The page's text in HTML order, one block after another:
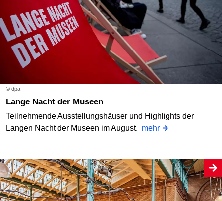
© dpa
Lange Nacht der Museen
Teilnehmende Ausstellungshäuser und Highlights der
Langen Nacht der Museen im August. mehr